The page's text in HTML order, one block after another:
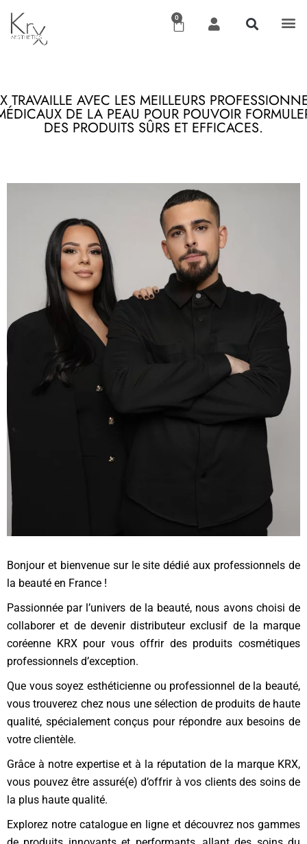
0
TRAVAILLE AVEC LES MEILLEURS
DE LA PEAU POUR POUVOIR
DES PRODUITS SÛRS ET EFFICACES.
Bonjour et bienvenue sur le site dédié aux professionnels de
la beauté en France !
Passionnée par l’univers de la beauté, nous avons choisi de
collaborer et de devenir distributeur exclusif de la marque
coréenne KRX pour vous offrir des produits cosmétiques
professionnels d’exception.
Que vous soyez esthéticienne ou professionnel de la beauté,
vous trouverez chez nous une sélection de produits de haute
qualité, spécialement conçus pour répondre aux besoins de
votre clientèle.
Grâce à notre expertise et à la réputation de la marque KRX,
vous pouvez être assuré(e) d’offrir à vos clients des soins de
la plus haute qualité.
Explorez notre catalogue en ligne et découvrez nos gammes